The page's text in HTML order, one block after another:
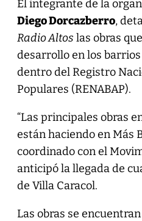
El integrante de la
Diego Dorcazberro,
Radio Altos las obras
desarrollo en los
dentro del Registro
Populares (RENABAP).
“Las principales obras
están haciendo en Más
coordinado con el
anticipó la llegada de
de Villa Caracol.
Las obras se